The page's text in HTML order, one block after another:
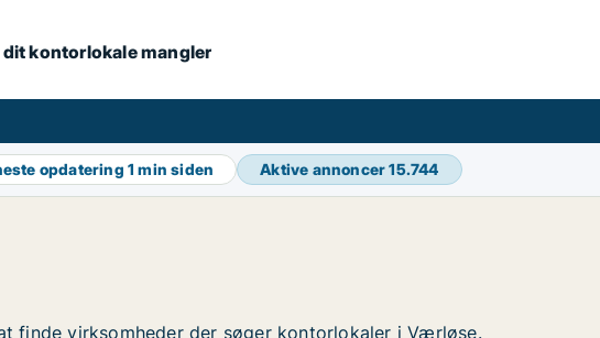
kontorlokale mangler
opdatering1 min siden Aktive annoncer15.744
finde virksomheder der søger kontorlokaler i Værløse.